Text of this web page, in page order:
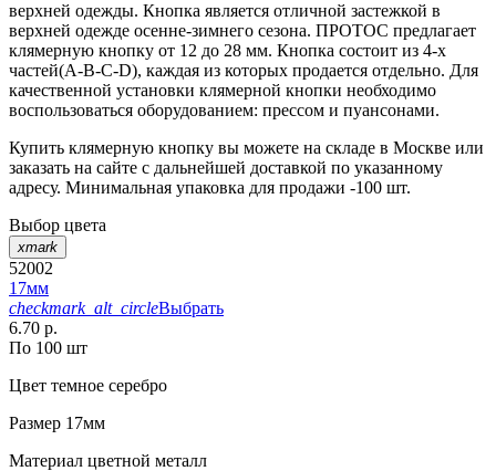
верхней одежды. Кнопка является отличной застежкой в
верхней одежде осенне-зимнего сезона. ПРОТОС предлагает
клямерную кнопку от 12 до 28 мм. Кнопка состоит из 4-х
частей(А-В-С-D), каждая из которых продается отдельно. Для
качественной установки клямерной кнопки необходимо
воспользоваться оборудованием: прессом и пуансонами.
Купить клямерную кнопку вы можете на складе в Москве или
заказать на сайте с дальнейшей доставкой по указанному
адресу. Минимальная упаковка для продажи -100 шт.
Выбор цвета
xmark
52002
17мм
checkmark_alt_circleВыбрать
6.70 р.
По 100 шт
Цвет темное серебро
Размер 17мм
Материал цветной металл